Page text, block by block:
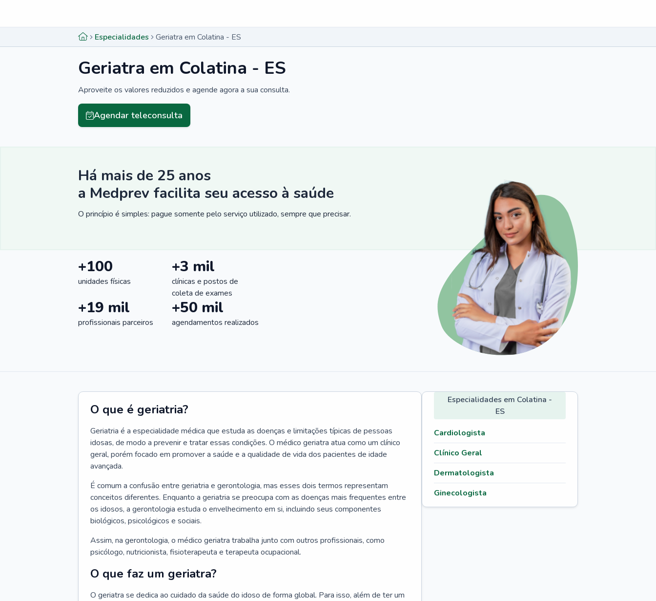
Especialidades Geriatra em Colatina - ES
Geriatra em Colatina - ES
Aproveite os valores reduzidos e agende agora a sua consulta.
Agendar teleconsulta
Há mais de 25 anos
a Medprev facilita seu acesso à saúde
O princípio é simples: pague somente pelo serviço utilizado, sempre que precisar.
+100
unidades físicas
+3 mil
clínicas e postos de
coleta de exames
+19 mil
profissionais parceiros
+50 mil
agendamentos realizados
O que é geriatria?
Geriatria é a especialidade médica que estuda as doenças e limitações típicas de pessoas
idosas, de modo a prevenir e tratar essas condições. O médico geriatra atua como um clínico
geral, porém focado em promover a saúde e a qualidade de vida dos pacientes de idade
avançada.
É comum a confusão entre geriatria e gerontologia, mas esses dois termos representam
conceitos diferentes. Enquanto a geriatria se preocupa com as doenças mais frequentes entre
os idosos, a gerontologia estuda o envelhecimento em si, incluindo seus componentes
biológicos, psicológicos e sociais.
Assim, na gerontologia, o médico geriatra trabalha junto com outros profissionais, como
psicólogo, nutricionista, fisioterapeuta e terapeuta ocupacional.
O que faz um geriatra?
O geriatra se dedica ao cuidado da saúde do idoso de forma global. Para isso, além de ter um
Especialidades em Colatina -
ES
Cardiologista
Clínico Geral
Dermatologista
Ginecologista